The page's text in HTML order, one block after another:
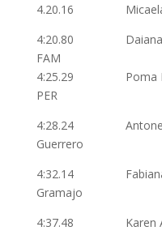
4.20.16
4:20.80 Daiana
FAM
4:25.29
PER
4:28.24
Guerrero
4:32.14 Fabiana
Gramajo
4:37.48